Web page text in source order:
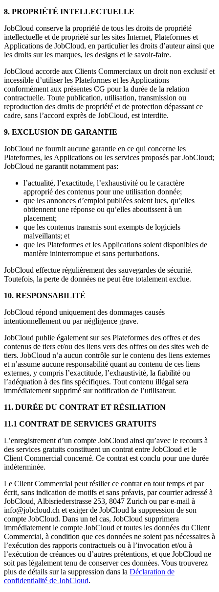
8. PROPRIÉTÉ INTELLECTUELLE
JobCloud conserve la propriété de tous les droits de propriété
intellectuelle et de propriété sur les sites Internet, Plateformes et
Applications de JobCloud, en particulier les droits d’auteur ainsi que
les droits sur les marques, les designs et le savoir-faire.
JobCloud accorde aux Clients Commerciaux un droit non exclusif et
incessible d’utiliser les Plateformes et les Applications
conformément aux présentes CG pour la durée de la relation
contractuelle. Toute publication, utilisation, transmission ou
reproduction des droits de propriété et de protection dépassant ce
cadre, sans l’accord exprès de JobCloud, est interdite.
9. EXCLUSION DE GARANTIE
JobCloud ne fournit aucune garantie en ce qui concerne les
Plateformes, les Applications ou les services proposés par JobCloud;
JobCloud ne garantit notamment pas:
l’actualité, l’exactitude, l’exhaustivité ou le caractère
approprié des contenus pour une utilisation donnée;
que les annonces d’emploi publiées soient lues, qu’elles
obtiennent une réponse ou qu’elles aboutissent à un
placement;
que les contenus transmis sont exempts de logiciels
malveillants; et
que les Plateformes et les Applications soient disponibles de
manière ininterrompue et sans perturbations.
JobCloud effectue régulièrement des sauvegardes de sécurité.
Toutefois, la perte de données ne peut être totalement exclue.
10. RESPONSABILITÉ
JobCloud répond uniquement des dommages causés
intentionnellement ou par négligence grave.
JobCloud publie également sur ses Plateformes des offres et des
contenus de tiers et/ou des liens vers des offres ou des sites web de
tiers. JobCloud n’a aucun contrôle sur le contenu des liens externes
et n’assume aucune responsabilité quant au contenu de ces liens
externes, y compris l’exactitude, l’exhaustivité, la fiabilité ou
l’adéquation à des fins spécifiques. Tout contenu illégal sera
immédiatement supprimé sur notification de l’utilisateur.
11. DURÉE DU CONTRAT ET RÉSILIATION
11.1 CONTRAT DE SERVICES GRATUITS
L’enregistrement d’un compte JobCloud ainsi qu’avec le recours à
des services gratuits constituent un contrat entre JobCloud et le
Client Commercial concerné. Ce contrat est conclu pour une durée
indéterminée.
Le Client Commercial peut résilier ce contrat en tout temps et par
écrit, sans indication de motifs et sans préavis, par courrier adressé à
JobCloud, Albisriederstrasse 253, 8047 Zurich ou par e-mail à
info@jobcloud.ch et exiger de JobCloud la suppression de son
compte JobCloud. Dans un tel cas, JobCloud supprimera
immédiatement le compte JobCloud et toutes les données du Client
Commercial, à condition que ces données ne soient pas nécessaires à
l’exécution des rapports contractuels ou à l’invocation et/ou à
l’exécution de créances ou d’autres prétentions, et que JobCloud ne
soit pas légalement tenu de conserver ces données. Vous trouverez
plus de détails sur la suppression dans la Déclaration de
confidentialité de JobCloud.